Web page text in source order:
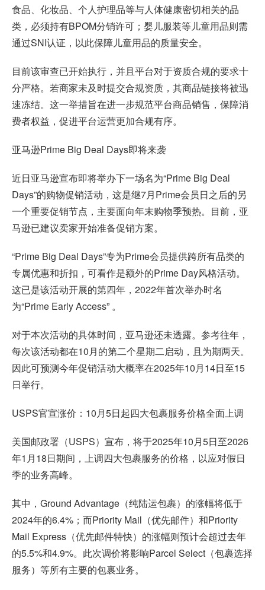
食品、化妆品、个人护理品等与人体健康密切相关的品
类，必须持有BPOM分销许可；婴儿服装等儿童用品则需
通过SNI认证，以此保障儿童用品的质量安全。
目前该审查已开始执行，并且平台对于资质合规的要求十
分严格。若商家未及时提交合规资质，其商品链接将被迅
速冻结。这一举措旨在进一步规范平台商品销售，保障消
费者权益，促进平台运营更加合规有序。
亚马逊Prime Big Deal Days即将来袭
近日亚马逊宣布即将举办下一场名为“Prime Big Deal
Days”的购物促销活动，这是继7月Prime会员日之后的另
一个重要促销节点，主要面向年末购物季预热。目前，亚
马逊已建议卖家开始准备促销方案。
“Prime Big Deal Days”专为Prime会员提供跨所有品类的
专属优惠和折扣，可看作是额外的Prime Day风格活动。
这已是该活动开展的第四年，2022年首次举办时名
为“Prime Early Access” 。
对于本次活动的具体时间，亚马逊还未透露。参考往年，
每次该活动都在10月的第二个星期二启动，且为期两天。
因此可预测今年促销活动大概率在2025年10月14日至15
日举行。
USPS官宣涨价：10月5日起四大包裹服务价格全面上调
美国邮政署（USPS）宣布，将于2025年10月5日至2026
年1月18日期间，上调四大包裹服务的价格，以应对假日
季的业务高峰。
其中，Ground Advantage（纯陆运包裹）的涨幅将低于
2024年的6.4%；而Priority Mail（优先邮件）和Priority
Mail Express（优先邮件特快）的涨幅则预计会超过去年
的5.5%和4.9%。此次调价将影响Parcel Select（包裹选择
服务）等所有主要的包裹业务。